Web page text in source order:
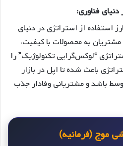
فناوری:
استفاده از استراتژی در دنیای
به محصولات با کیفیت،
“لوکس‌گرایی تکنولوژیک” را
باعث شده تا اپل در بازار
باشد و مشتریانی وفادار جذب
موج (فرمانیه)